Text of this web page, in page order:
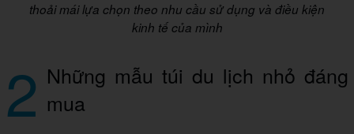
thoải mái lựa chọn theo nhu cầu sử dụng và điều kiện
kinh tế của mình
2 Những mẫu túi du lịch nhỏ đáng
mua